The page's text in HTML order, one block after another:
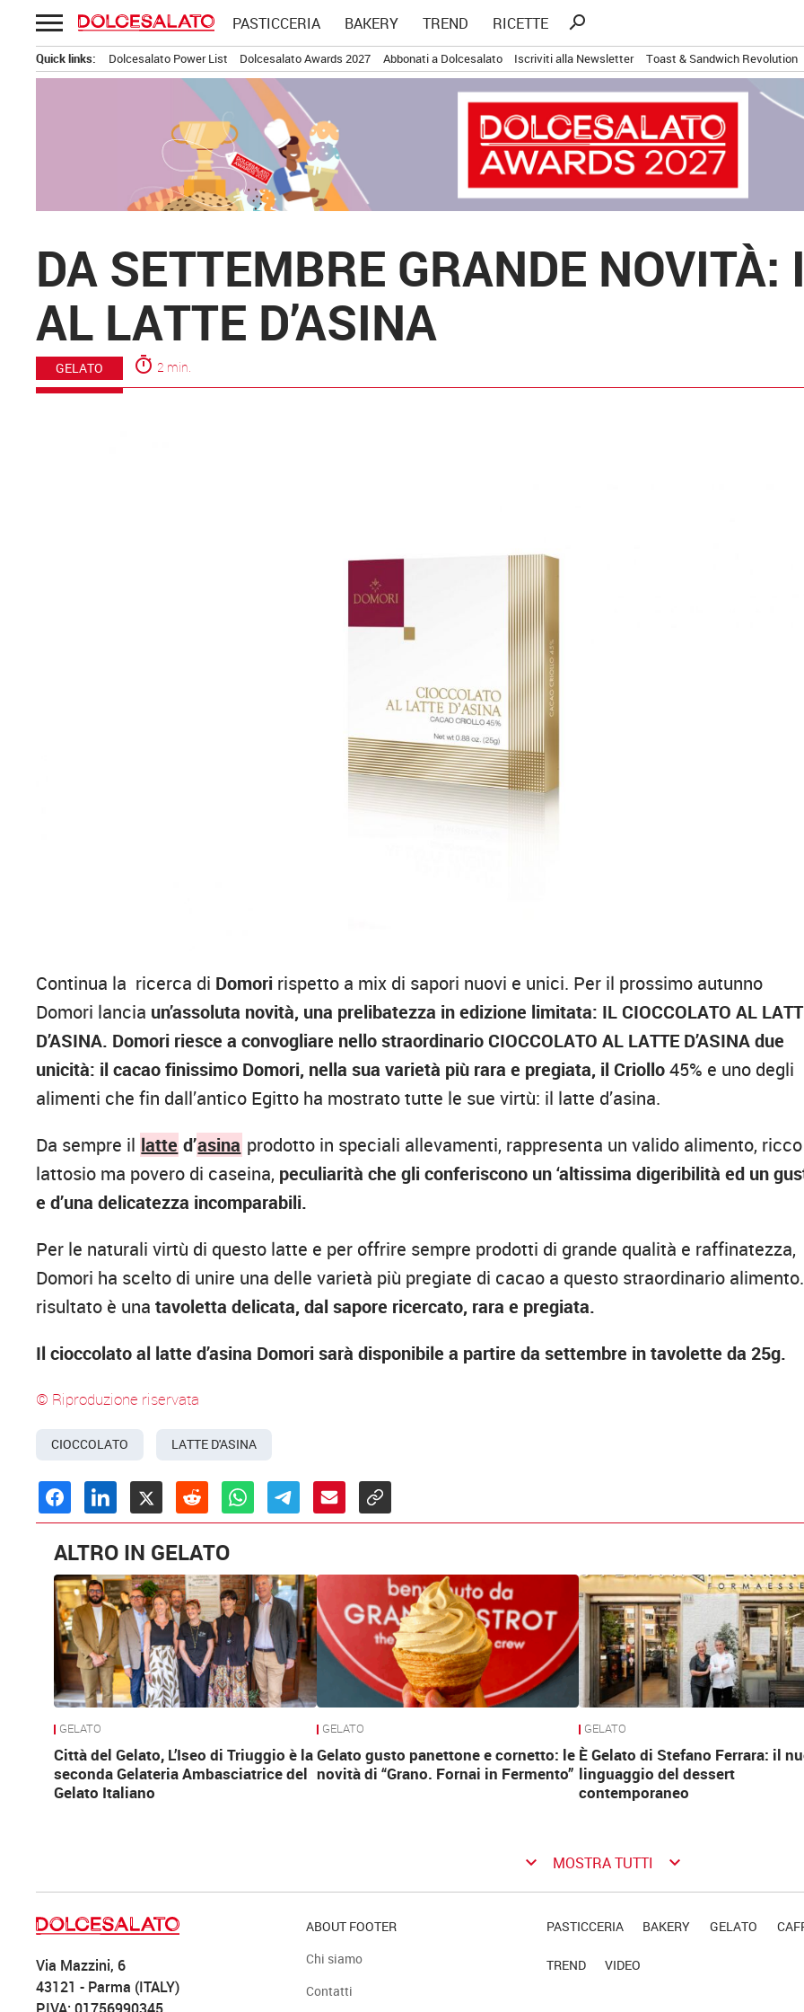
Passa
al
contenuto
PASTICCERIA BAKERY TREND RICETTE
Ricerca
search
Quick links: Dolcesalato Power List Dolcesalato Awards 2027 Abbonati a Dolcesalato Iscriviti alla Newsletter Toast & Sandwich Revolution
DA SETTEMBRE GRANDE NOVITÀ:
AL LATTE D’ASINA
GELATO timer 2 min.
Continua la ricerca di Domori rispetto a mix di sapori nuovi e unici. Per il prossimo autunno
Domori lancia un’assoluta novità, una prelibatezza in edizione limitata: IL CIOCCOLATO AL
D’ASINA. Domori riesce a convogliare nello straordinario CIOCCOLATO AL LATTE D’ASINA due
unicità: il cacao finissimo Domori, nella sua varietà più rara e pregiata, il Criollo45% e uno degli
alimenti che fin dall’antico Egitto ha mostrato tutte le sue virtù: il latte d’asina.
Da sempre il latte d’asina prodotto in speciali allevamenti, rappresenta un valido alimento,
lattosio ma povero di caseina, peculiarità che gli conferiscono un ‘altissima digeribilità ed un
e d’una delicatezza incomparabili.
Per le naturali virtù di questo latte e per offrire sempre prodotti di grande qualità e raffinatezza,
Domori ha scelto di unire una delle varietà più pregiate di cacao a questo straordinario
risultato è unatavoletta delicata, dal sapore ricercato, rara e pregiata.
Il cioccolato al latte d’asina Domori sarà disponibile a partire da settembre in tavolette da 25g.
© Riproduzione riservata
CIOCCOLATO LATTE D'ASINA
ALTRO IN GELATO
GELATO
Città del Gelato, L’Iseo di Triuggio è la
seconda Gelateria Ambasciatrice del
Gelato Italiano
GELATO
Gelato gusto panettone e cornetto: le
novità di “Grano. Fornai in Fermento”
GELATO
È Gelato di Stefano Ferrara: il
linguaggio del dessert
contemporaneo
keyboard_arrow_down MOSTRA TUTTI keyboard_arrow_down
Via Mazzini, 6
43121 - Parma (ITALY)
ABOUT FOOTER
Chi siamo
Contatti
PASTICCERIA BAKERY GELATO
TREND VIDEO